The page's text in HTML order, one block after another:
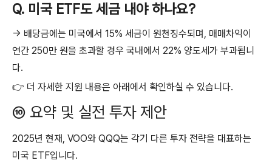
Q. 미국 ETF도 세금 내야 하나요?
→ 배당금에는 미국에서 15% 세금이 원천징수되며, 매매차익이
연간 250만 원을 초과할 경우 국내에서 22% 양도세가 부과됩니
다.
👉 더 자세한 지원 내용은 아래에서 확인하실 수 있습니다.
⑩ 요약 및 실전 투자 제안
2025년 현재, VOO와 QQQ는 각기 다른 투자 전략을 대표하는
미국 ETF입니다.